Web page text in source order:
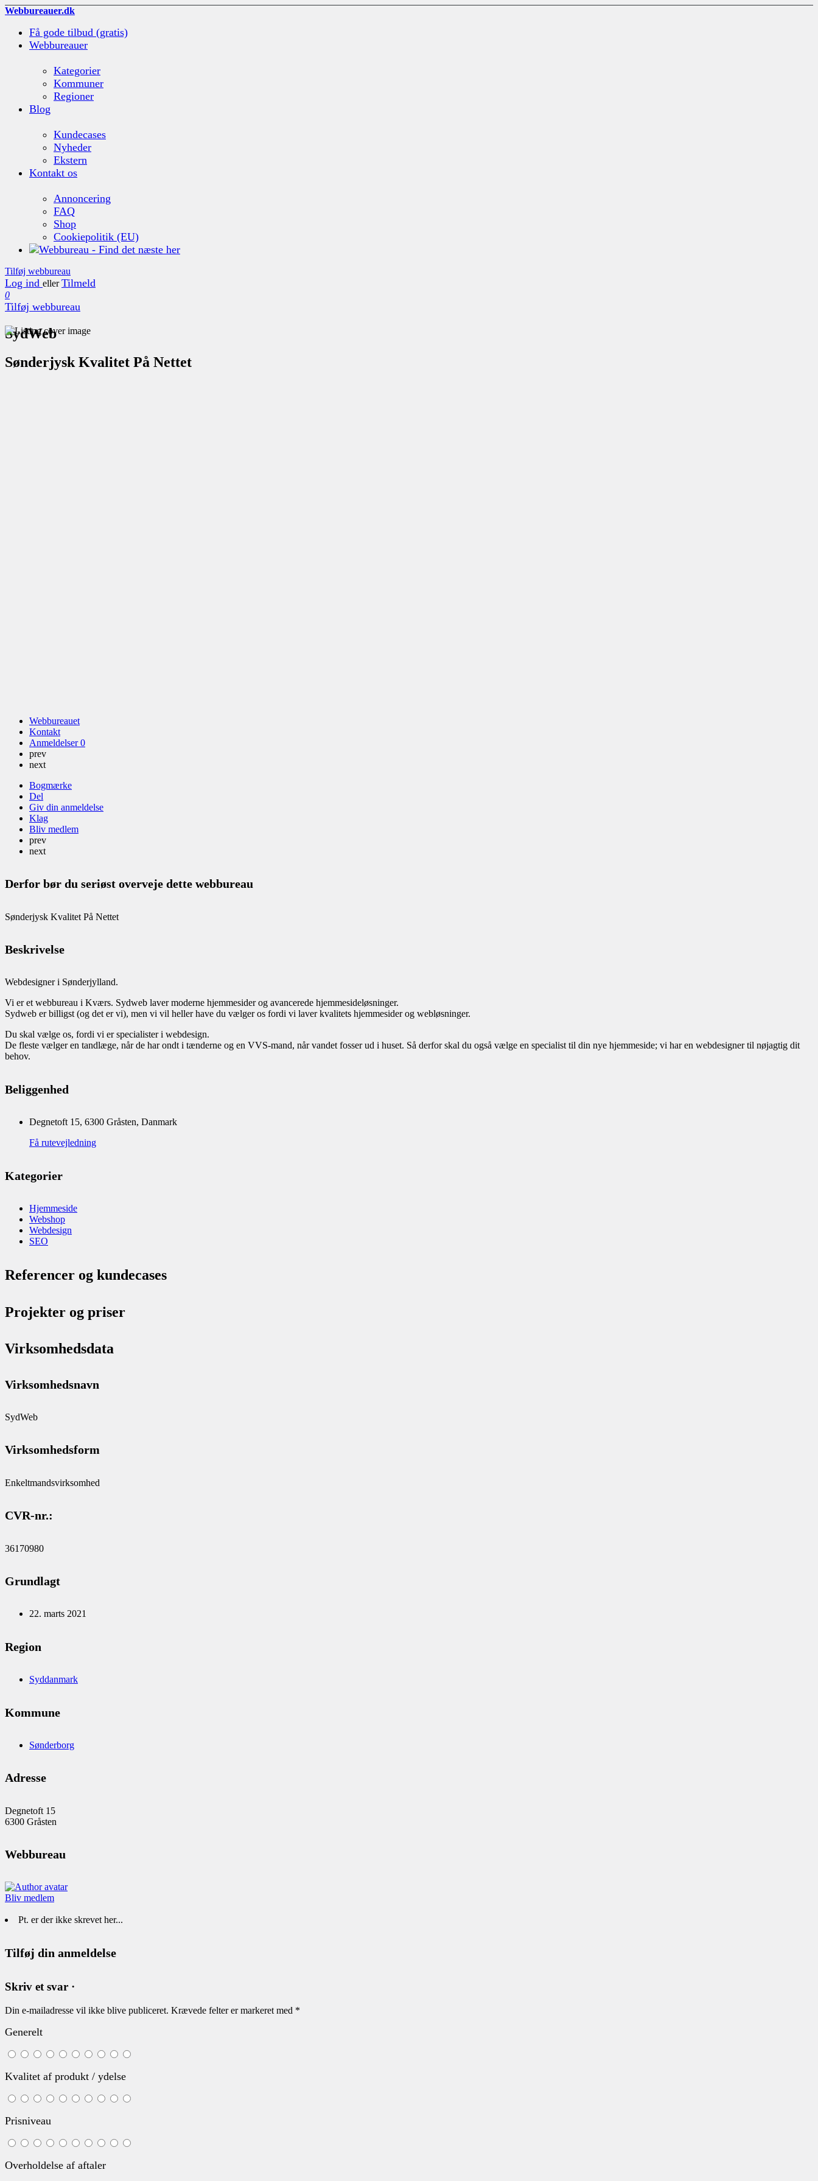
Webbureauer.dk
Få gode tilbud (gratis)
Webbureauer
Kategorier
Kommuner
Regioner
Blog
Kundecases
Nyheder
Ekstern
Kontakt os
Annoncering
FAQ
Shop
Cookiepolitik (EU)
Tilføj webbureau
Log ind eller Tilmeld
0
Tilføj webbureau
SydWeb
Sønderjysk Kvalitet På Nettet
Webbureauet
Kontakt
Anmeldelser0
prev
next
Bogmærke
Del
Giv din anmeldelse
Klag
Bliv medlem
prev
next
Derfor bør du seriøst overveje dette webbureau
Sønderjysk Kvalitet På Nettet
Beskrivelse
Webdesigner i Sønderjylland.
Vi er et webbureau i Kværs. Sydweb laver moderne hjemmesider og avancerede hjemmesideløsninger.
Sydweb er billigst (og det er vi), men vi vil heller have du vælger os fordi vi laver kvalitets hjemmesider og webløsninger.
Du skal vælge os, fordi vi er specialister i webdesign.
De fleste vælger en tandlæge, når de har ondt i tænderne og en VVS-mand, når vandet fosser ud i huset. Så derfor skal du også vælge en specialist til din nye hjemmeside; vi har en webdesigner til nøjagtig dit
behov.
Beliggenhed
Degnetoft 15, 6300 Gråsten, Danmark
Få rutevejledning
Kategorier
Hjemmeside
Webshop
Webdesign
SEO
Referencer og kundecases
Projekter og priser
Virksomhedsdata
Virksomhedsnavn
SydWeb
Virksomhedsform
Enkeltmandsvirksomhed
CVR-nr.:
36170980
Grundlagt
22. marts 2021
Region
Syddanmark
Kommune
Sønderborg
Adresse
Degnetoft 15
6300 Gråsten
Webbureau
Bliv medlem
Pt. er der ikke skrevet her...
Tilføj din anmeldelse
Skriv et svar ·
Din e-mailadresse vil ikke blive publiceret. Krævede felter er markeret med *
Generelt
Kvalitet af produkt / ydelse
Prisniveau
Overholdelse af aftaler